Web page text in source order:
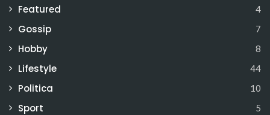
Featured 4
Gossip 7
Hobby 8
Lifestyle 44
Politica 10
Sport 5